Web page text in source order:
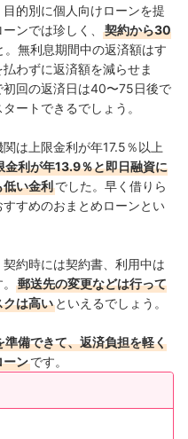
的別に個人向けローンを提
ンでは珍しく、
契約から30
。無利息期間中の返済額はす
わずに返済額を減らせま
回の返済日は40〜75日後で
ートできるでしょう。
は上限金利が年17.5％以上
金利が年13.9％と即日融資に
低い金利でした。早く借りら
すめのおまとめローンとい
約時には契約書、利用中は
郵送先の変更などは行って
クは高い といえるでしょう。
備できて、返済負担を軽く
ーンです。